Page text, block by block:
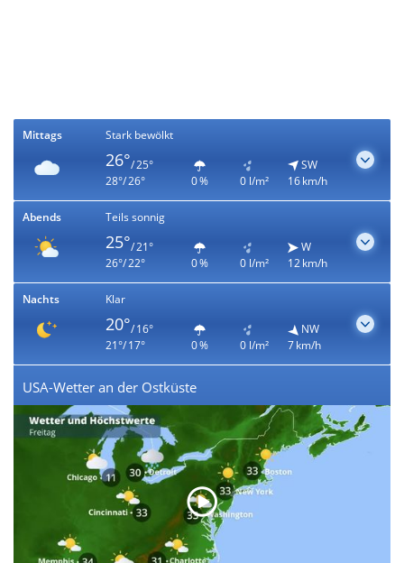
Mittags Stark bewölkt
26°/ 25°
28°/ 26°
0 % 0 l/m²
SW
16 km/h
Abends Teils sonnig
25°/ 21°
26°/ 22°
0 % 0 l/m²
W
12 km/h
Nachts Klar
20°/ 16°
21°/ 17°
0 % 0 l/m²
NW
7 km/h
USA-Wetter an der Ostküste